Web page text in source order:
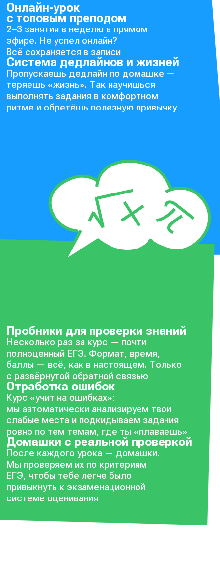
Онлайн-урок
с топовым преподом
2–3 занятия в неделю в прямом
эфире. Не успел онлайн?
Всё сохраняется в записи
Система дедлайнов и жизней
Пропускаешь дедлайн по домашке —
теряешь «жизнь». Так научишься
выполнять задания в комфортном
ритме и обретёшь полезную привычку
Пробники для проверки знаний
Несколько раз за курс — почти
полноценный ЕГЭ. Формат, время,
баллы — всё, как в настоящем. Только
с развёрнутой обратной связью
Отработка ошибок
Курс «учит на ошибках»:
мы автоматически анализируем твои
слабые места и подкидываем задания
ровно по тем темам, где ты «плаваешь»
Домашки с реальной проверкой
После каждого урока — домашки.
Мы проверяем их по критериям
ЕГЭ, чтобы тебе легче было
привыкнуть к экзаменационной
системе оценивания